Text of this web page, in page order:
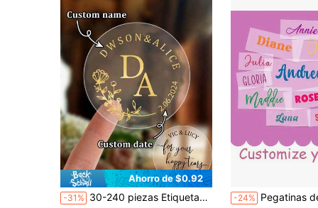
Ahorro de $0.92
-31% 30-240 piezas Etiquetas personalizadas con nombre/fecha, redondas transparentes con lámina dorada, etiquetas de boda, etiquetas de aniversario personalizadas, estampado dorado, etiquetas para bolsas de fiesta, 4x4cm, tinta negra, pareja, familia, recuerdo de boda -24% Pegatinas de Transferencia de Nombre Personalizables - Etiquetas de Cristal UV 3D Transparentes, Adecuadas para Tazas, Cristalería,